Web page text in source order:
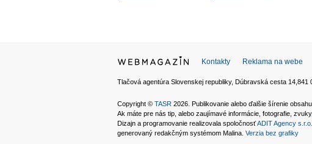
Kontakty Reklama na webe
Tlačová agentúra Slovenskej republiky, Dúbravská cesta
Copyright © TASR 2026. Publikovanie alebo ďalšie šírenie
Ak máte pre nás tip, alebo zaujímavé informácie, fotografie,
Dizajn a programovanie realizovala spoločnosťADIT Agency s.r.o.
generovaný redakčným systémom Malina. Verzia bez grafiky